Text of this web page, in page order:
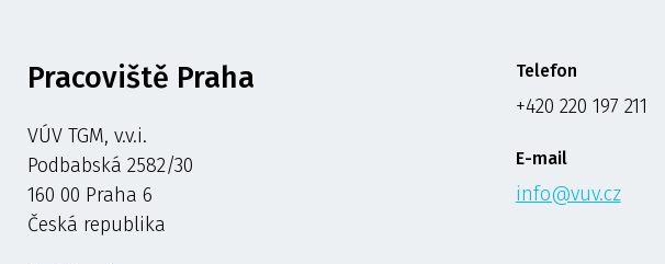
Pracoviště Praha
VÚV TGM, v.v.i.
Podbabská 2582/30
160 00 Praha 6
Česká republika
Telefon
+420 220 197 211
E-mail
info@vuv.cz